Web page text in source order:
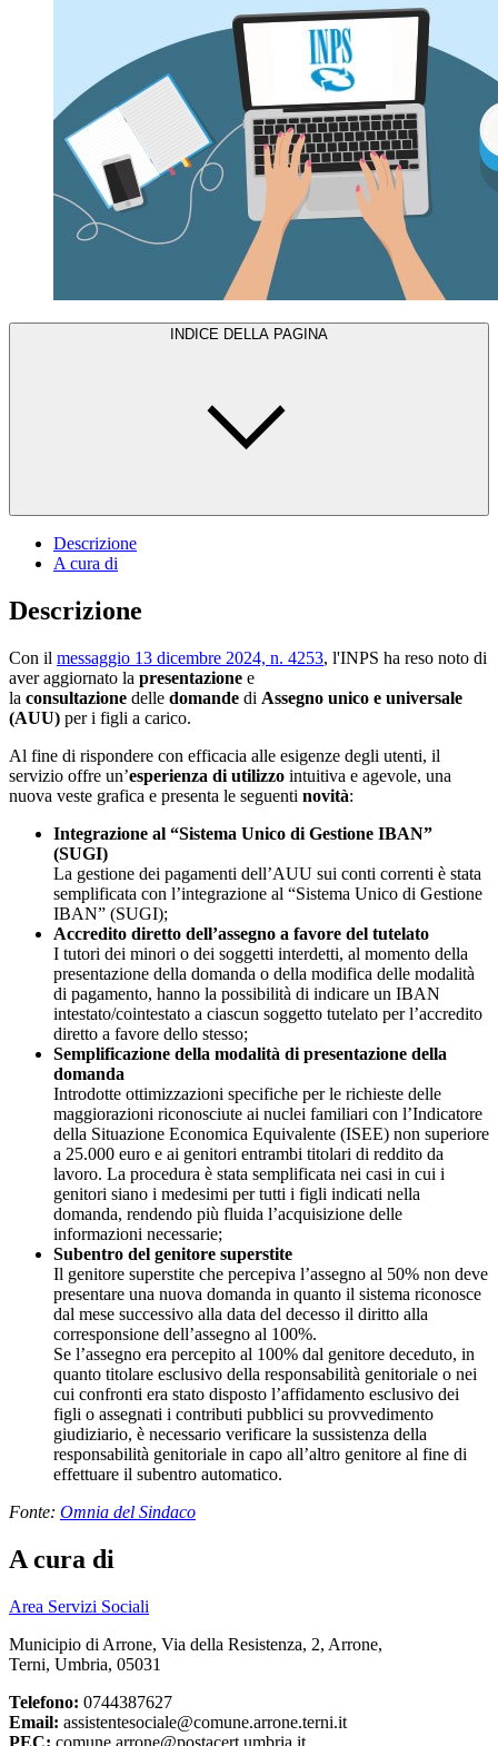
INDICE DELLA PAGINA
Descrizione
A cura di
Descrizione
Con il messaggio 13 dicembre 2024, n. 4253, l'INPS ha reso noto di
aver aggiornato la presentazione e
la consultazione delle domande di Assegno unico e universale
(AUU) per i figli a carico.
Al fine di rispondere con efficacia alle esigenze degli utenti, il
servizio offre un’esperienza di utilizzo intuitiva e agevole, una
nuova veste grafica e presenta le seguenti novità:
Integrazione al “Sistema Unico di Gestione IBAN”
(SUGI)
La gestione dei pagamenti dell’AUU sui conti correnti è stata
semplificata con l’integrazione al “Sistema Unico di Gestione
IBAN” (SUGI);
Accredito diretto dell’assegno a favore del tutelato
I tutori dei minori o dei soggetti interdetti, al momento della
presentazione della domanda o della modifica delle modalità
di pagamento, hanno la possibilità di indicare un IBAN
intestato/cointestato a ciascun soggetto tutelato per l’accredito
diretto a favore dello stesso;
Semplificazione della modalità di presentazione della
domanda
Introdotte ottimizzazioni specifiche per le richieste delle
maggiorazioni riconosciute ai nuclei familiari con l’Indicatore
della Situazione Economica Equivalente (ISEE) non superiore
a 25.000 euro e ai genitori entrambi titolari di reddito da
lavoro. La procedura è stata semplificata nei casi in cui i
genitori siano i medesimi per tutti i figli indicati nella
domanda, rendendo più fluida l’acquisizione delle
informazioni necessarie;
Subentro del genitore superstite
Il genitore superstite che percepiva l’assegno al 50% non deve
presentare una nuova domanda in quanto il sistema riconosce
dal mese successivo alla data del decesso il diritto alla
corresponsione dell’assegno al 100%.
Se l’assegno era percepito al 100% dal genitore deceduto, in
quanto titolare esclusivo della responsabilità genitoriale o nei
cui confronti era stato disposto l’affidamento esclusivo dei
figli o assegnati i contributi pubblici su provvedimento
giudiziario, è necessario verificare la sussistenza della
responsabilità genitoriale in capo all’altro genitore al fine di
effettuare il subentro automatico.
Fonte: Omnia del Sindaco
A cura di
Area Servizi Sociali
Municipio di Arrone, Via della Resistenza, 2, Arrone,
Terni, Umbria, 05031
Telefono: 0744387627
Email: assistentesociale@comune.arrone.terni.it
PEC: comune.arrone@postacert.umbria.it